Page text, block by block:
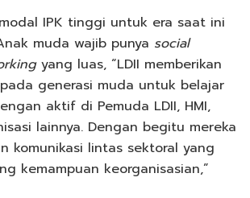
IPK tinggi untuk era saat ini
muda wajib punya social
yang luas, “LDII memberikan
generasi muda untuk belajar
aktif di Pemuda LDII, HMI,
lainnya. Dengan begitu mereka
komunikasi lintas sektoral yang
kemampuan keorganisasian,”